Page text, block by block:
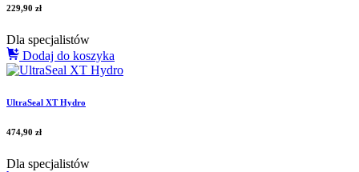
229,90 zł
Dla specjalistów
Dodaj do koszyka
UltraSeal XT Hydro
474,90 zł
Dla specjalistów